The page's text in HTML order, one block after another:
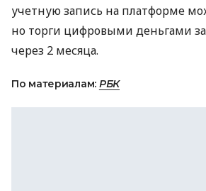
учетную запись на платформе
но торги цифровыми деньгами
через 2 месяца.
По материалам: РБК